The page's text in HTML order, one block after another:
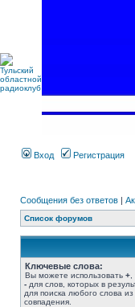
Вход Регистрация
Сообщения без ответов |
Список форумов
Ключевые слова:
Вы можете использовать +
- для слов, которых в
для поиска любого слова из
совпадения.